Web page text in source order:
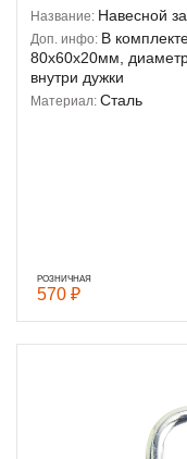
Название: Навесной
Доп. инфо: В
80х60х20мм,
внутри дужки
Материал: Сталь
РОЗНИЧНАЯ
570 ₽